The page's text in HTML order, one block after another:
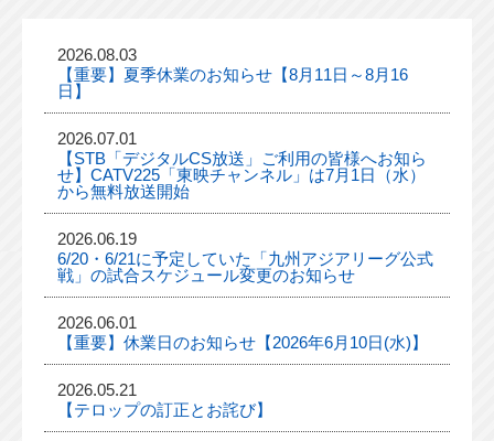
2026.08.03
【重要】夏季休業のお知らせ【8月11日～8月16
日】
2026.07.01
【STB「デジタルCS放送」ご利用の皆様へお知ら
せ】CATV225「東映チャンネル」は7月1日（水）
から無料放送開始
2026.06.19
6/20・6/21に予定していた「九州アジアリーグ公式
戦」の試合スケジュール変更のお知らせ
2026.06.01
【重要】休業日のお知らせ【2026年6月10日(水)】
2026.05.21
【テロップの訂正とお詫び】